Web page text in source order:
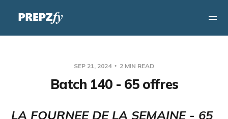
SEP 21, 2024 2 MIN READ
Batch 140 - 65 offres
LA FOURNEE DE LA SEMAINE - 65